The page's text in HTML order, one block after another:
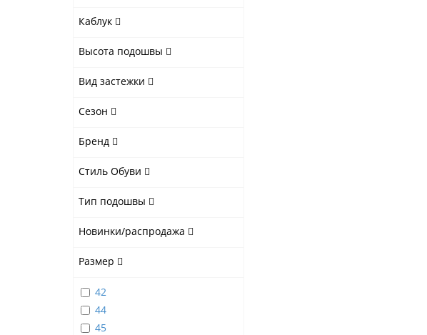
Каблук
Высота подошвы
Вид застежки
Сезон
Бренд
Стиль Обуви
Тип подошвы
Новинки/распродажа
Размер
42
44
45